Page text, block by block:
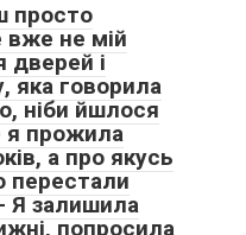
просто
вже не мій
дверей і
яка говорила
ніби йшлося
я прожила
а про якусь
перестали
Я залишила
попросила